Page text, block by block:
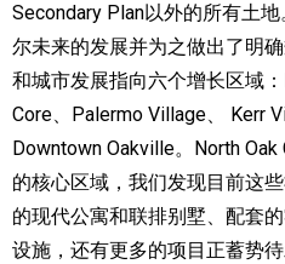
Secondary Plan以外的所有土
尔未来的发展并为之做出了明
和城市发展指向六个增长区域
Core、Palermo Village、 Kerr
Downtown Oakville。North
的核心区域，我们发现目前这
的现代公寓和联排别墅、配套
设施，还有更多的项目正蓄势待